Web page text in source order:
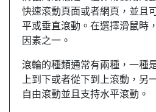
快速滾動頁面或者網頁，並且
平或垂直滾動。在選擇滑鼠時
因素之一。
滾輪的種類通常有兩種，一種
上到下或者從下到上滾動，另
自由滾動並且支持水平滾動。